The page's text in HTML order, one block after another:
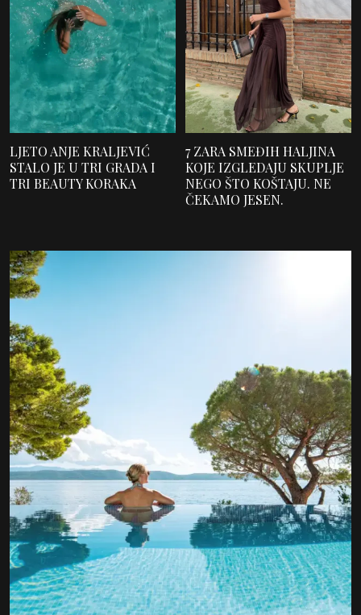
LJETO ANJE KRALJEVIĆ
STALO JE U TRI GRADA I
TRI BEAUTY KORAKA
7 ZARA SMEĐIH HALJINA
KOJE IZGLEDAJU SKUPLJE
NEGO ŠTO KOŠTAJU. NE
ČEKAMO JESEN.